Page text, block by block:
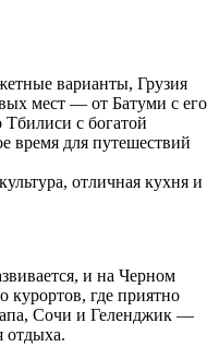
варианты, Грузия
мест — от Батуми с его
с богатой
время для путешествий
отличная кухня и
и на Черном
где приятно
Сочи и Геленджик —
отдыха.